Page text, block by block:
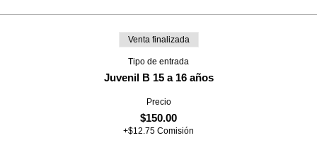
Venta finalizada
Tipo de entrada
Juvenil B 15 a 16 años
Precio
$150.00
+$12.75 Comisión